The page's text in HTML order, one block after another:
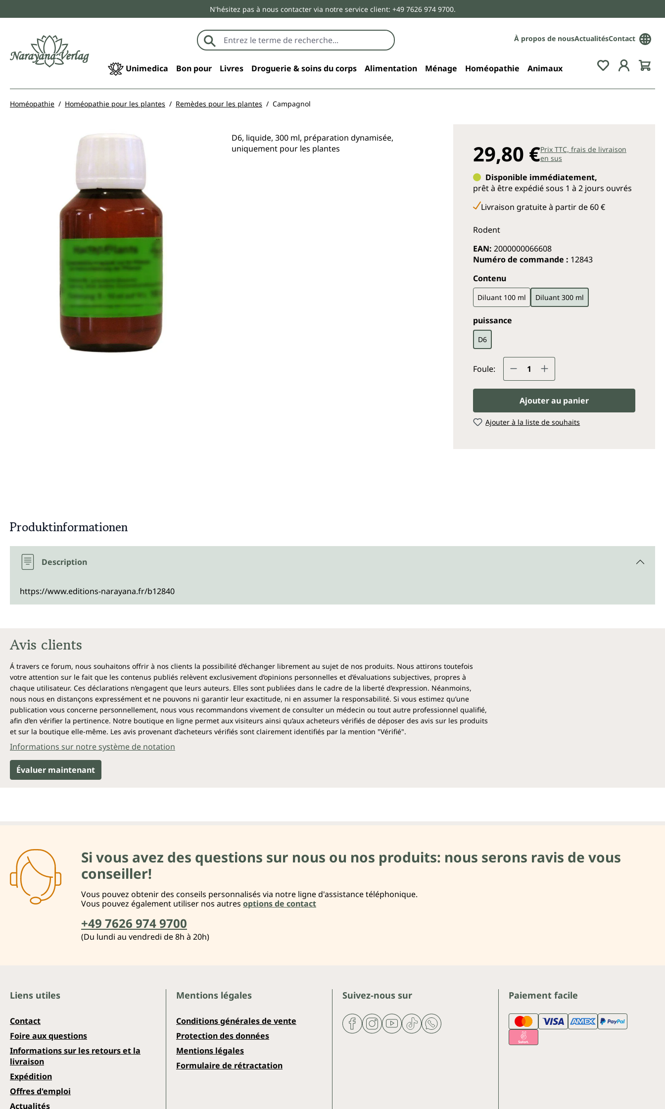
N'hésitez pas à nous contacter via notre service client: +49 7626 974 9700.
À propos de nousActualitésContact
Unimedica Bon pour Livres Droguerie & soins du corps Alimentation Ménage Homéopathie Animaux
Homéopathie Homéopathie pour les plantes Remèdes pour les plantes Campagnol
D6, liquide, 300 ml, préparation dynamisée,
uniquement pour les plantes
29,80 €Prix TTC, frais de livraison
en sus
Disponible immédiatement,
prêt à être expédié sous 1 à 2 jours ouvrés
Livraison gratuite à partir de 60 €
Rodent
EAN: 2000000066608
Numéro de commande : 12843
Sélectionnez
Contenu
Diluant 100 ml Diluant 300 ml
Sélectionnez
puissance
D6
Foule: Quantité de produit :
Ajouter au panier
Ajouter à la liste de souhaits
Produktinformationen
Description
https://www.editions-narayana.fr/b12840
Avis clients
Á travers ce forum, nous souhaitons offrir à nos clients la possibilité d’échanger librement au sujet de nos produits. Nous attirons toutefois
votre attention sur le fait que les contenus publiés relèvent exclusivement d’opinions personnelles et d’évaluations subjectives, propres à
chaque utilisateur. Ces déclarations n’engagent que leurs auteurs. Elles sont publiées dans le cadre de la liberté d’expression. Néanmoins,
nous nous en distançons expressément et ne pouvons ni garantir leur exactitude, ni en assumer la responsabilité. Si vous estimez qu’une
publication vous concerne personnellement, nous vous recommandons vivement de consulter un médecin ou tout autre professionnel qualifié,
afin d’en vérifier la pertinence. Notre boutique en ligne permet aux visiteurs ainsi qu’aux acheteurs vérifiés de déposer des avis sur les produits
et sur la boutique elle-même. Les avis provenant d’acheteurs vérifiés sont clairement identifiés par la mention "Vérifié".
Informations sur notre système de notation
Évaluer maintenant
Si vous avez des questions sur nous ou nos produits: nous serons ravis de vous
conseiller!
Vous pouvez obtenir des conseils personnalisés via notre ligne d'assistance téléphonique.
Vous pouvez également utiliser nos autres options de contact
+49 7626 974 9700
(Du lundi au vendredi de 8h à 20h)
Suivez-nous sur Paiement facile
Liens utiles
Contact
Foire aux questions
Informations sur les retours et la
livraison
Expédition
Offres d'emploi
Actualités
Mentions légales
Conditions générales de vente
Protection des données
Mentions légales
Formulaire de rétractation